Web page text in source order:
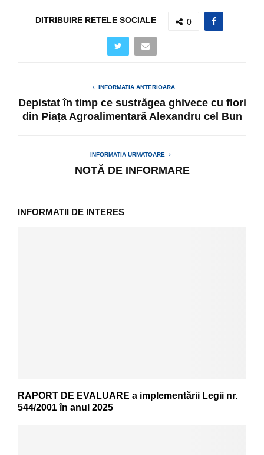
DITRIBUIRE RETELE SOCIALE 0
INFORMATIA ANTERIOARA
Depistat în timp ce sustrăgea ghivece cu flori
din Piața Agroalimentară Alexandru cel Bun
INFORMATIA URMATOARE
NOTĂ DE INFORMARE
INFORMATII DE INTERES
RAPORT DE EVALUARE a implementării Legii nr.
544/2001 în anul 2025